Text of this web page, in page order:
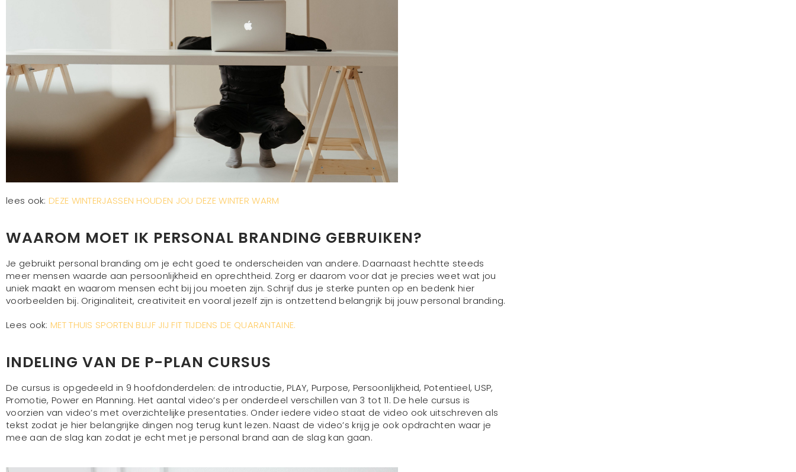
lees ook: DEZE WINTERJASSEN HOUDEN JOU DEZE WINTER WARM
WAAROM MOET IK PERSONAL BRANDING GEBRUIKEN?
Je gebruikt personal branding om je echt goed te onderscheiden van andere. Daarnaast hechtte steeds
meer mensen waarde aan persoonlijkheid en oprechtheid. Zorg er daarom voor dat je precies weet wat jou
uniek maakt en waarom mensen echt bij jou moeten zijn. Schrijf dus je sterke punten op en bedenk hier
voorbeelden bij. Originaliteit, creativiteit en vooral jezelf zijn is ontzettend belangrijk bij jouw personal branding.
Lees ook: MET THUIS SPORTEN BLIJF JIJ FIT TIJDENS DE QUARANTAINE.
INDELING VAN DE P-PLAN CURSUS
De cursus is opgedeeld in 9 hoofdonderdelen: de introductie, PLAY, Purpose, Persoonlijkheid, Potentieel, USP,
Promotie, Power en Planning. Het aantal video’s per onderdeel verschillen van 3 tot 11. De hele cursus is
voorzien van video’s met overzichtelijke presentaties. Onder iedere video staat de video ook uitschreven als
tekst zodat je hier belangrijke dingen nog terug kunt lezen. Naast de video’s krijg je ook opdrachten waar je
mee aan de slag kan zodat je echt met je personal brand aan de slag kan gaan.